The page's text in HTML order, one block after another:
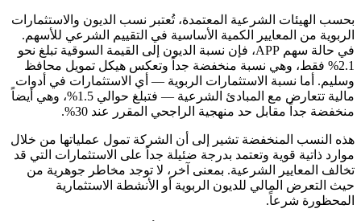
بحسب الهيئات الشرعية المعتمدة، تُعتبر نسب الديون والاستثمارات
الربوية من المعايير الكمية الأساسية في التقييم الشرعي للأسهم.
في حالة سهم APP، فإن نسبة الديون إلى القيمة السوقية تبلغ نحو
2.1% فقط، وهي نسبة منخفضة جداً وتعكس هيكل تمويل محافظ
وسليم. أما نسبة الاستثمارات الربوية — أي الاستثمارات في أدوات
مالية تتعارض مع المبادئ الشرعية — فتبلغ حوالي 1.5%، وهي أيضاً
منخفضة جداً مقابل حد منهجية الراجحي المقرر عند 30%.
هذه النسب المنخفضة تشير إلى أن الشركة تمول عملياتها من خلال
موارد ذاتية قوية وتعتمد بدرجة ضئيلة جداً على الاستثمارات التي قد
تخالف المعايير الشرعية. بمعنى آخر، لا توجد مخاطر جوهرية من
حيث التعرض المالي للديون الربوية أو الأنشطة الاستثمارية
المحظورة شرعاً.